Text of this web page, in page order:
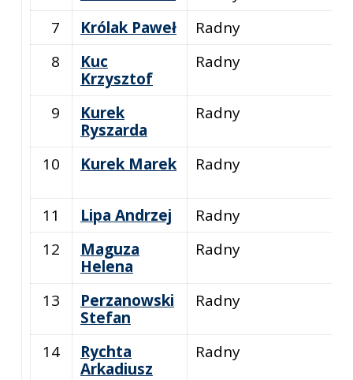
7
Królak Paweł
Radny
8
Kuc
Krzysztof
Radny
9
Kurek
Ryszarda
Radny
10 Kurek Marek Radny
11 Lipa Andrzej
Radny
12
Maguza
Helena
Radny
13
Perzanowski
Stefan
Radny
14
Rychta
Arkadiusz
Radny